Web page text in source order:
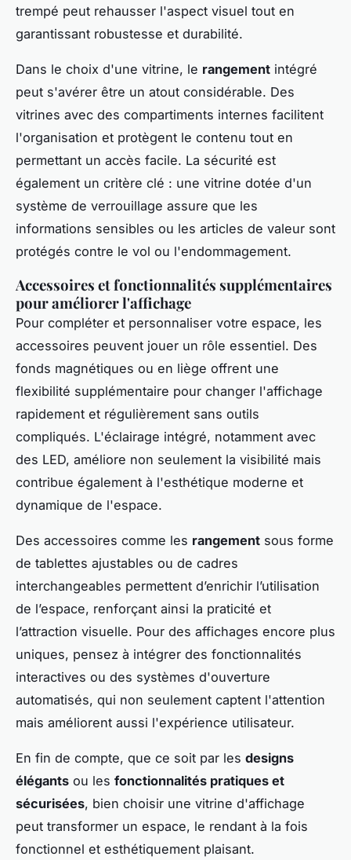
trempé peut rehausser l'aspect visuel tout en
garantissant robustesse et durabilité.
Dans le choix d'une vitrine, le rangement intégré
peut s'avérer être un atout considérable. Des
vitrines avec des compartiments internes facilitent
l'organisation et protègent le contenu tout en
permettant un accès facile. La sécurité est
également un critère clé : une vitrine dotée d'un
système de verrouillage assure que les
informations sensibles ou les articles de valeur sont
protégés contre le vol ou l'endommagement.
Accessoires et fonctionnalités supplémentaires
pour améliorer l'affichage
Pour compléter et personnaliser votre espace, les
accessoires peuvent jouer un rôle essentiel. Des
fonds magnétiques ou en liège offrent une
flexibilité supplémentaire pour changer l'affichage
rapidement et régulièrement sans outils
compliqués. L'éclairage intégré, notamment avec
des LED, améliore non seulement la visibilité mais
contribue également à l'esthétique moderne et
dynamique de l'espace.
Des accessoires comme les rangement sous forme
de tablettes ajustables ou de cadres
interchangeables permettent d’enrichir l’utilisation
de l’espace, renforçant ainsi la praticité et
l’attraction visuelle. Pour des affichages encore plus
uniques, pensez à intégrer des fonctionnalités
interactives ou des systèmes d'ouverture
automatisés, qui non seulement captent l'attention
mais améliorent aussi l'expérience utilisateur.
En fin de compte, que ce soit par les designs
élégants ou les fonctionnalités pratiques et
sécurisées, bien choisir une vitrine d'affichage
peut transformer un espace, le rendant à la fois
fonctionnel et esthétiquement plaisant.